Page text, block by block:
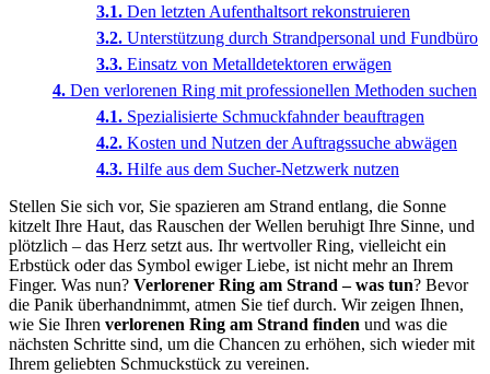
Den letzten Aufenthaltsort rekonstruieren
Unterstützung durch Strandpersonal und Fundbüro
Einsatz von Metalldetektoren erwägen
Den verlorenen Ring mit professionellen Methoden suchen
Spezialisierte Schmuckfahnder beauftragen
Kosten und Nutzen der Auftragssuche abwägen
Hilfe aus dem Sucher-Netzwerk nutzen
Stellen Sie sich vor, Sie spazieren am Strand entlang, die Sonne
kitzelt Ihre Haut, das Rauschen der Wellen beruhigt Ihre Sinne, und
plötzlich – das Herz setzt aus. Ihr wertvoller Ring, vielleicht ein
Erbstück oder das Symbol ewiger Liebe, ist nicht mehr an Ihrem
Finger. Was nun? Verlorener Ring am Strand – was tun? Bevor
die Panik überhandnimmt, atmen Sie tief durch. Wir zeigen Ihnen,
wie Sie Ihren verlorenen Ring am Strand finden und was die
nächsten Schritte sind, um die Chancen zu erhöhen, sich wieder mit
Ihrem geliebten Schmuckstück zu vereinen.